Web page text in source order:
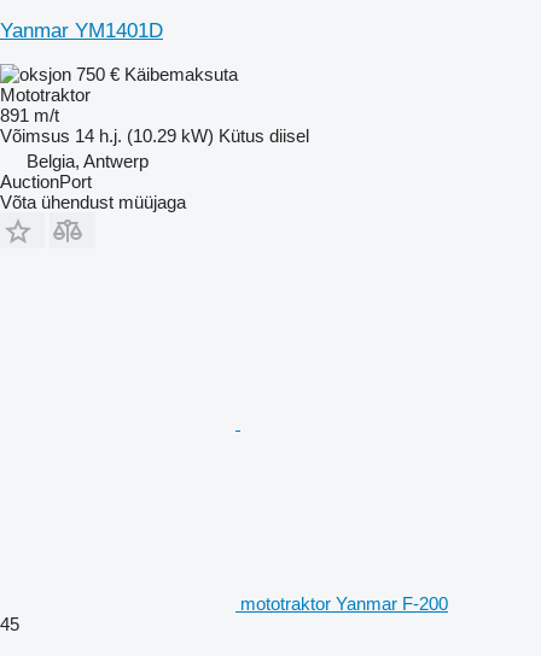
Yanmar YM1401D
750 € Käibemaksuta
Mototraktor
891 m/t
Võimsus 14 h.j. (10.29 kW) Kütus diisel
Belgia, Antwerp
AuctionPort
Võta ühendust müüjaga
mototraktor Yanmar F-200
45